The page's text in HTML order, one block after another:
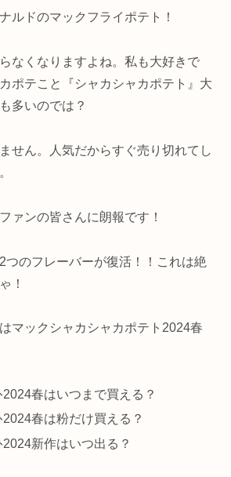
ルドのマックフライポテト！
なくなりますよね。私も大好きで
ポテこと『シャカシャカポテト』大
多いのでは？
せん。人気だからすぐ売り切れてし
ァンの皆さんに朗報です！
つのフレーバーが復活！！これは絶
！
マックシャカシャカポテト2024春
2024春はいつまで買える？
2024春は粉だけ買える？
2024新作はいつ出る？